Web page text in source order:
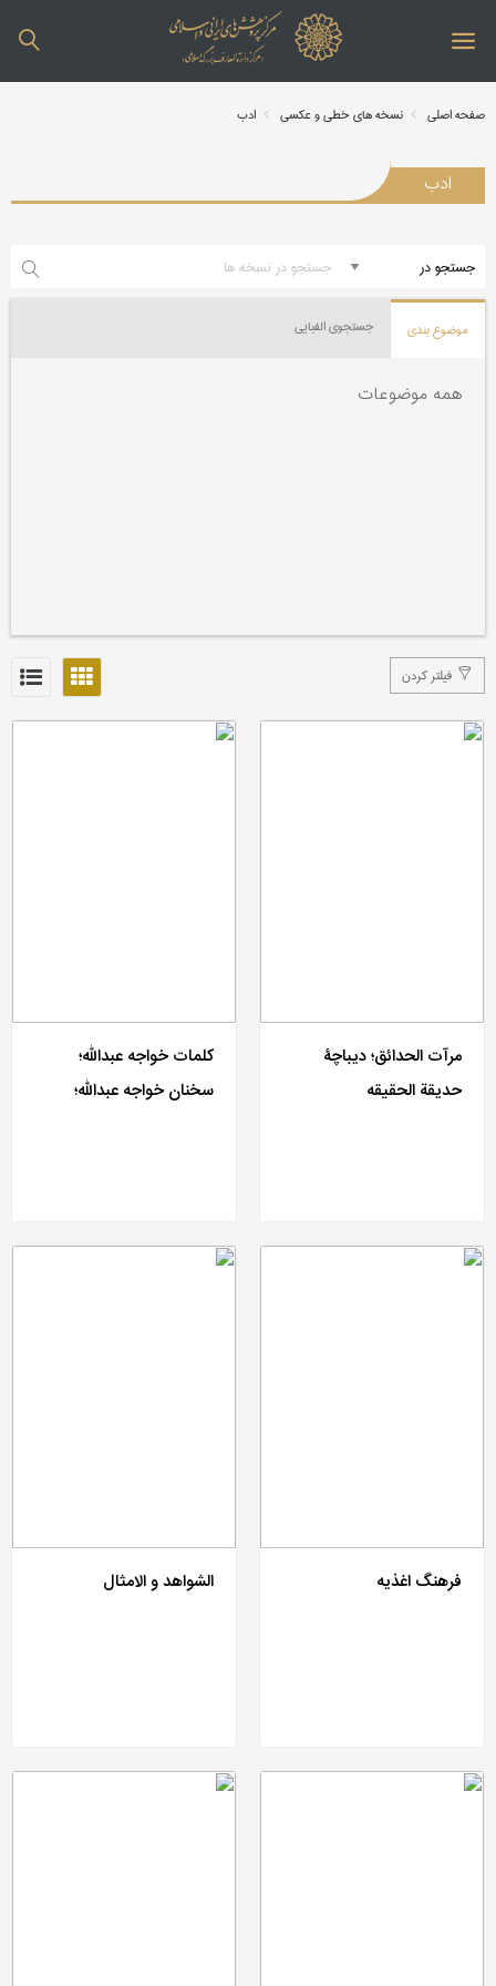
صفحه اصلی نسخه های خطی و عکسی ادب
ادب
موضوع بندی جستجوی الفبایی
همه موضوعات
فیلتر کردن
مرآت الحدائق؛ دیباچۀ
حدیقة الحقیقه
کلمات خواجه عبدالله؛
سخنان خواجه عبدالله؛
فرهنگ اغذیه الشواهد و الامثال